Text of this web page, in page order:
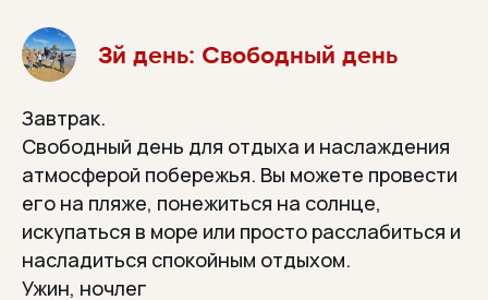
3й день: Свободный день
Завтрак.
Свободный день для отдыха и наслаждения
атмосферой побережья. Вы можете провести
его на пляже, понежиться на солнце,
искупаться в море или просто расслабиться и
насладиться спокойным отдыхом.
Ужин, ночлег